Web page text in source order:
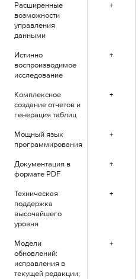
Расширенные
возможности
управления
данными
+
Истинно
воспроизводимое
исследование
+
Комплексное
создание отчетов и
генерация таблиц
+
Мощный язык
программирования
+
Документация в
формате PDF
+
Техническая
поддержка
высочайшего
уровня
+
Модели
обновлений:
исправления в
текущей редакции;
+